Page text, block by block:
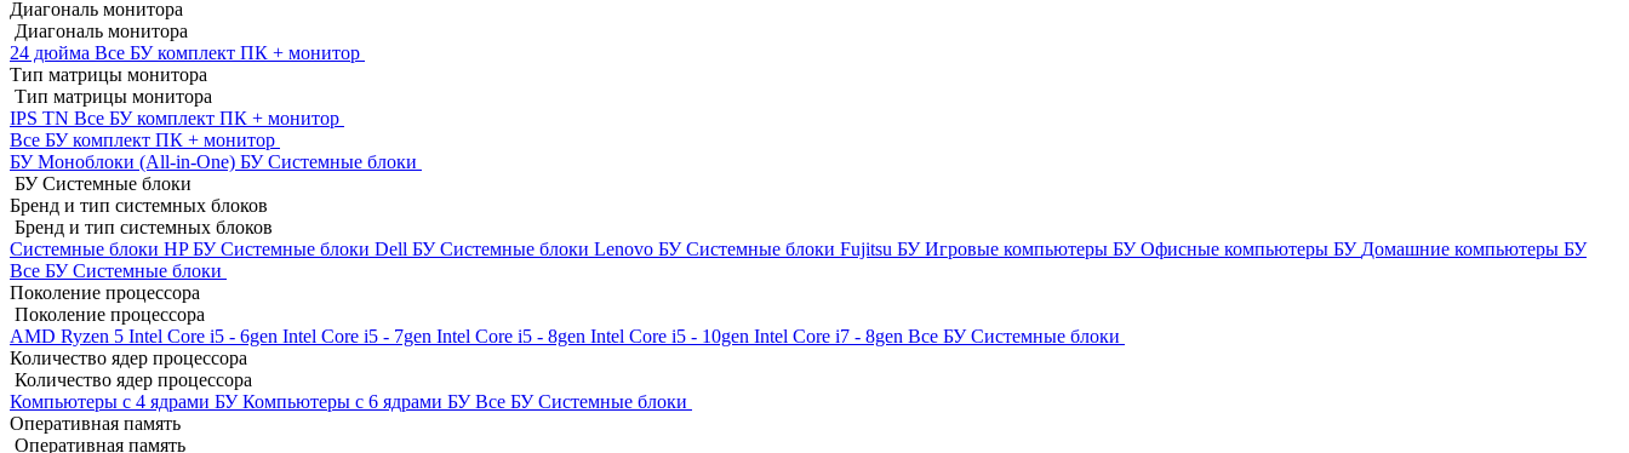
Диагональ монитора
Диагональ монитора
24 дюйма Все БУ комплект ПК + монитор
Тип матрицы монитора
Тип матрицы монитора
IPS TN Все БУ комплект ПК + монитор
Все БУ комплект ПК + монитор
БУ Моноблоки (All-in-One) БУ Системные блоки
БУ Системные блоки
Бренд и тип системных блоков
Бренд и тип системных блоков
Системные блоки HP БУСистемные блоки Dell БУСистемные блоки Lenovo БУСистемные блоки Fujitsu БУИгровые компьютеры БУОфисные компьютеры БУ Домашние компьютеры БУ
Все БУ Системные блоки
Поколение процессора
Поколение процессора
AMD Ryzen 5 Intel Core i5 - 6gen Intel Core i5 - 7gen Intel Core i5 - 8gen Intel Core i5 - 10gen Intel Core i7 - 8gen Все БУ Системные блоки
Количество ядер процессора
Количество ядер процессора
Компьютеры с 4 ядрами БУКомпьютеры с 6 ядрами БУВсе БУ Системные блоки
Оперативная память
Оперативная память